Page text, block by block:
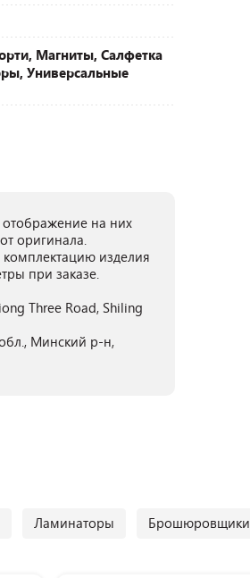
Магниты, Салфетка
Универсальные
на них
оригинала.
комплектацию изделия
при заказе.
Three Road, Shiling
Минский р-н,
Ламинаторы Брошюровщики